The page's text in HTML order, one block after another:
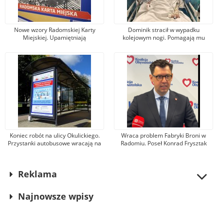
Nowe wzory Radomskiej Karty
Miejskiej. Upamiętniają
protestu w czerwcu 1976 r.
Dominik stracił w wypadku
kolejowym nogi. Pomagają mu
przekazał na leczenie 100 tys. zł!
Koniec robót na ulicy Okulickiego.
Przystanki autobusowe wracają na
Wraca problem Fabryki Broni w
Radomiu. Poseł Konrad Frysztak
Reklama
Najnowsze wpisy